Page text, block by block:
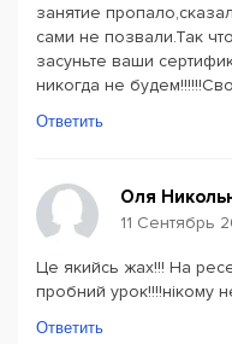
занятие
сами не позвали.Так
засуньте ваши
никогда не
Ответить
Оля
11 Сентябрь
Це якийсь жах!!! На
пробний урок!!!!нікому
Ответить